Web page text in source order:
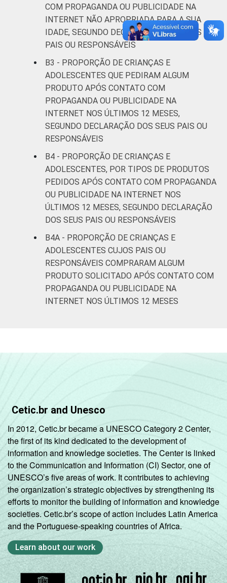
FAIXA ETÁRIA
DA CRIANÇA
OU DO
De 9 a 10
anos
20
anos
De 13 a 14
anos
De 15 a 17
RENDA
FAMILIAR
Até 1 SM 9
Mais de 1
SM até 2 SM
SM até 3 SM
Mais de 3
SM
33
CLASSE
AB
DE 7
DE 6
1Base: 23.380.494 usuários de Internet de 9
a 17 anos. Respostas estimuladas e
rodiziadas. Cada item apresentado se refere
apenas aos resultados da alternativa 'sim'.
Dados coletados entre novembro de 2015 e
junho de 2016.
Publicação dos dados em: 10/10/2016.
Correção dos dados em: 28/10/2016. Mais
informações em:
https://cetic.br/noticia/cetic-br-informa-
correcao-dos-resultados-da-pesquisa-tic-
COM PROPAGANDA OU PUBLICIDADE NA
INTERNET NÃO APROPRIADA PARA A SUA
IDADE, SEGUNDO DECLARAÇÃO DOS SEUS
PAIS OU RESPONSÁVEIS
B3 - PROPORÇÃO DE CRIANÇAS E
ADOLESCENTES QUE PEDIRAM ALGUM
PRODUTO APÓS CONTATO COM
PROPAGANDA OU PUBLICIDADE NA
INTERNET NOS ÚLTIMOS 12 MESES,
SEGUNDO DECLARAÇÃO DOS SEUS PAIS OU
RESPONSÁVEIS
B4 - PROPORÇÃO DE CRIANÇAS E
ADOLESCENTES, POR TIPOS DE PRODUTOS
PEDIDOS APÓS CONTATO COM PROPAGANDA
OU PUBLICIDADE NA INTERNET NOS
ÚLTIMOS 12 MESES, SEGUNDO DECLARAÇÃO
DOS SEUS PAIS OU RESPONSÁVEIS
B4A - PROPORÇÃO DE CRIANÇAS E
ADOLESCENTES CUJOS PAIS OU
RESPONSÁVEIS COMPRARAM ALGUM
PRODUTO SOLICITADO APÓS CONTATO COM
PROPAGANDA OU PUBLICIDADE NA
INTERNET NOS ÚLTIMOS 12 MESES
Cetic.br and Unesco
In 2012, Cetic.br became a UNESCO Category 2 Center,
the first of its kind dedicated to the development of
information and knowledge societies. The Center is linked
to the Communication and Information (CI) Sector, one of
UNESCO’s five areas of work. It contributes to achieving
the organization’s strategic objectives by strengthening its
efforts to monitor the building of information and knowledge
societies. Cetic.br’s scope of action includes Latin America
and the Portuguese-speaking countries of Africa.
Learn about our work